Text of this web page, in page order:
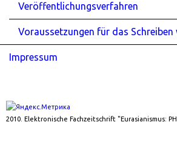
Veröffentlichungsverfahren
Voraussetzungen für das
Impressum
2010. Elektronische Fachzeitschrift "Eurasianismus: